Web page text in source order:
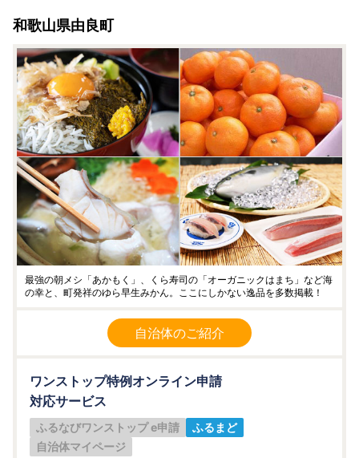
和歌山県由良町
最強の朝メシ「あかもく」、くら寿司の「オーガニックはまち」など海
の幸と、町発祥のゆら早生みかん。ここにしかない逸品を多数掲載！
自治体のご紹介
ワンストップ特例オンライン申請
対応サービス
ふるなびワンストップ e申請
ふるまど
自治体マイページ